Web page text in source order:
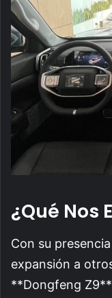
¿Qué Nos
Con su
expansión a
**Dongfeng